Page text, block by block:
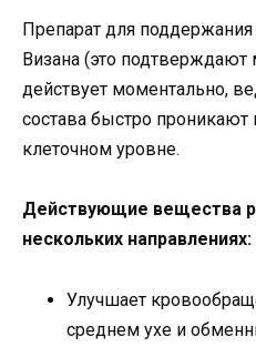
Препарат для
Визана (это
действует моментально,
состава быстро проникают
клеточном уровне.
Действующие вещества
нескольких направлениях:
Улучшает
среднем ухе и